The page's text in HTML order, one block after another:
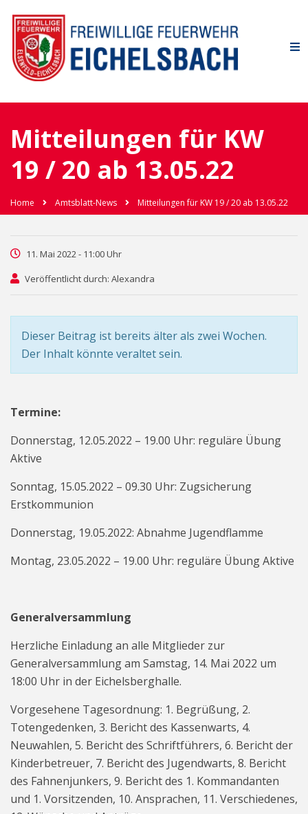
Mitteilungen für KW
19 / 20 ab 13.05.22
Home Amtsblatt-News Mitteilungen für KW 19 / 20 ab 13.05.22
11. Mai 2022 - 11:00 Uhr
Veröffentlicht durch: Alexandra
Dieser Beitrag ist bereits älter als zwei Wochen.
Der Inhalt könnte veraltet sein.
Termine:
Donnerstag, 12.05.2022 – 19.00 Uhr: reguläre Übung
Aktive
Sonntag, 15.05.2022 – 09.30 Uhr: Zugsicherung
Erstkommunion
Donnerstag, 19.05.2022: Abnahme Jugendflamme
Montag, 23.05.2022 – 19.00 Uhr: reguläre Übung Aktive
Generalversammlung
Herzliche Einladung an alle Mitglieder zur
Generalversammlung am Samstag, 14. Mai 2022 um
18:00 Uhr in der Eichelsberghalle.
Vorgesehene Tagesordnung: 1. Begrüßung, 2.
Totengedenken, 3. Bericht des Kassenwarts, 4.
Neuwahlen, 5. Bericht des Schriftführers, 6. Bericht der
Kinderbetreuer, 7. Bericht des Jugendwarts, 8. Bericht
des Fahnenjunkers, 9. Bericht des 1. Kommandanten
und 1. Vorsitzenden, 10. Ansprachen, 11. Verschiedenes,